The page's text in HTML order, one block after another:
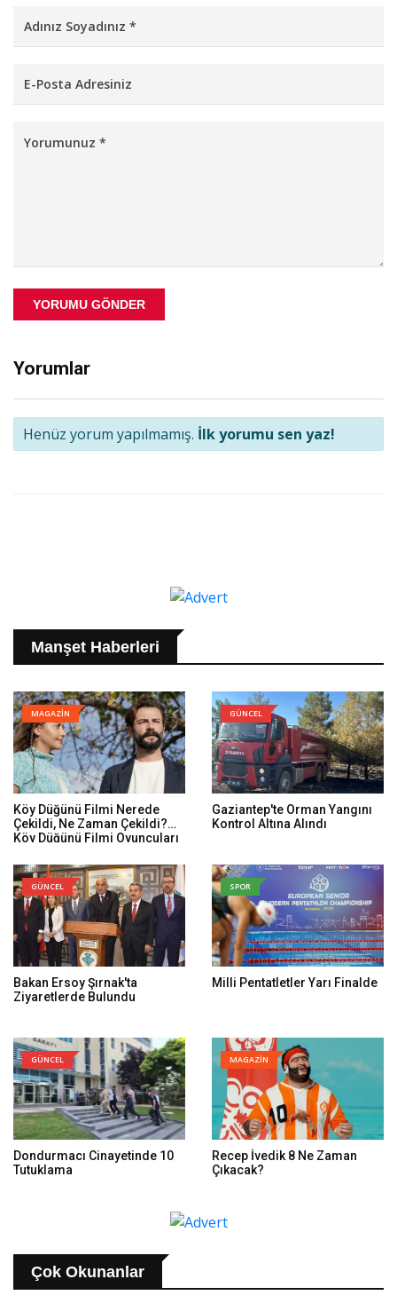
YORUMU GÖNDER
Yorumlar
Henüz yorum yapılmamış. İlk yorumu sen yaz!
Manşet Haberleri
MAGAZİN
Köy Düğünü Filmi Nerede
Çekildi, Ne Zaman Çekildi?
Köy Düğünü Filmi Oyuncuları
GÜNCEL
Gaziantep'te Orman Yangını
Kontrol Altına Alındı
GÜNCEL
Bakan Ersoy Şırnak'ta
Ziyaretlerde Bulundu
SPOR
Milli Pentatletler Yarı Finalde
GÜNCEL
Dondurmacı Cinayetinde 10
Tutuklama
MAGAZİN
Recep İvedik 8 Ne Zaman
Çıkacak?
Çok Okunanlar